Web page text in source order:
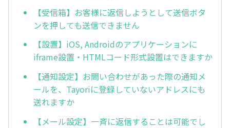
【受信箱】お客様に返信しようとして送信ボタ
ンを押しても送信できません
【設置】iOS, Androidのアプリケーションに
iframe設置・HTMLコード形式設置はできますか
【通知設定】お問い合わせがあった際の通知メ
ールを、Tayoriに登録していないアドレスにも
送れますか
【メール設定】一斉に返信することは可能でし